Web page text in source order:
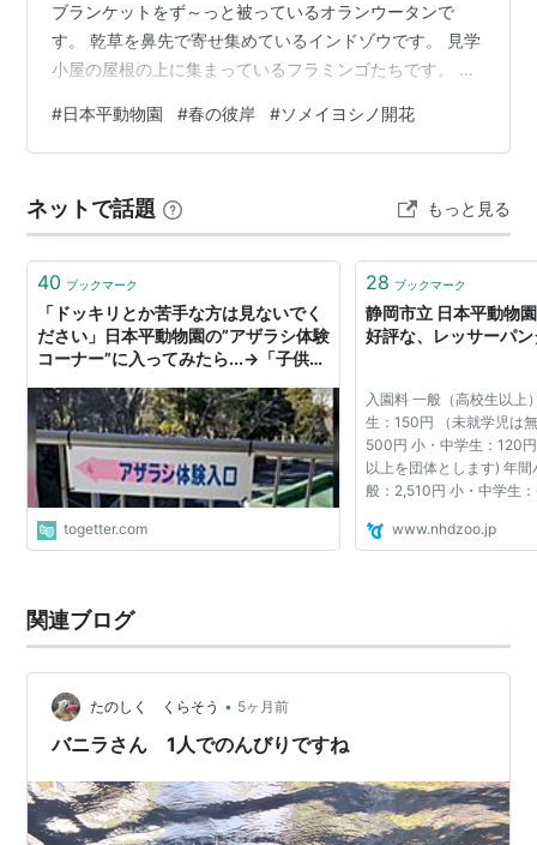
ブランケットをず～っと被っているオランウータンで
す。 乾草を鼻先で寄せ集めているインドゾウです。 見学
小屋の屋根の上に集まっているフラミンゴたちです。 ソ
ましたが、晴れたり曇ったり小雨が降ったりと、複雑な
お天気でした。 にほんブログ村 にほんブログ村 フレン
gooからきました
#日本平動物園 #春の彼岸 #ソメイヨシノ開花
ネットで話題 もっと見る
40 ブックマーク
「ドッキリとか苦手な方は見ないでく
ださい」日本平動物園の”アザラシ体験
コーナー”に入ってみたら...→「子供た
われる側の体験だった」
togetter.com
28 ブックマーク
静岡市立 日本平動物
好評な、レッサーパ
入園料 一般（高校生以上
生：150円 （未就学児は
500円 小・中学生：120
以上を団体とします) 年
般：2,510円 小・中学生
www.nhdzoo.jp
関連ブログ
たのしく くらそう • 5ヶ月前
バニラさん 1人でのんびりですね